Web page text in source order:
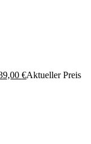
€Aktueller Preis